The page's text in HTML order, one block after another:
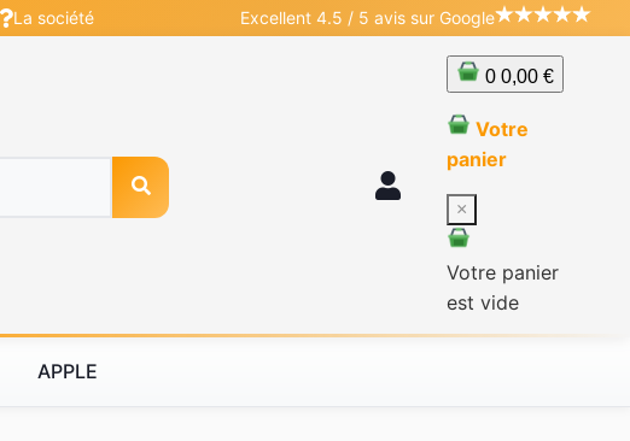
La société Excellent 4.5 / 5 avis sur Google
0 0,00 €
Votre
panier
×
Votre panier
est vide
APPLE